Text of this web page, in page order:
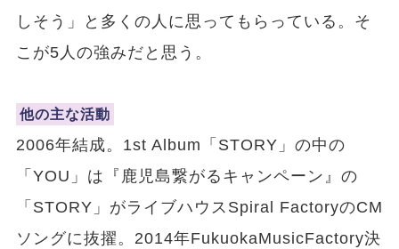
しそう」と多くの人に思ってもらっている。そ
こが5人の強みだと思う。
他の主な活動
2006年結成。1st Album「STORY」の中の
「YOU」は『鹿児島繋がるキャンペーン』の
「STORY」がライブハウスSpiral FactoryのCM
ソングに抜擢。2014年FukuokaMusicFactory決